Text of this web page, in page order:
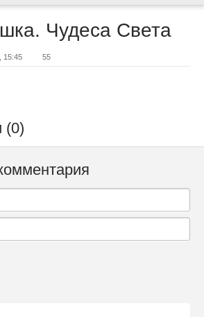
Чудеса Света
15:45 55
(0)